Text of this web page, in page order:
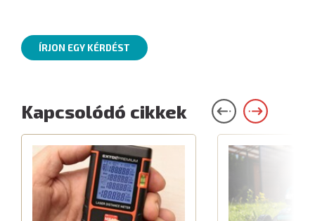
ÍRJON EGY KÉRDÉST
Kapcsolódó cikkek